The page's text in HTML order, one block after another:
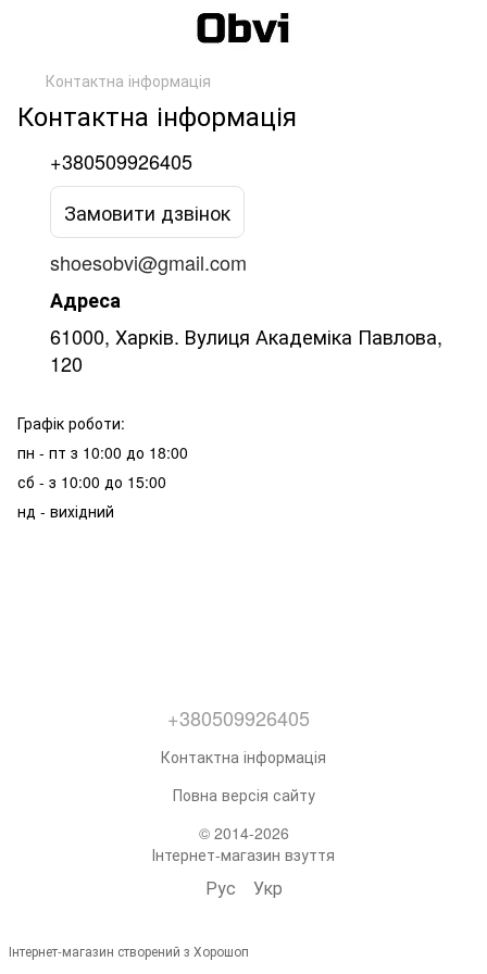
Контактна інформація
Контактна інформація
+380509926405
Замовити дзвінок
shoesobvi@gmail.com
Адреса
61000, Харків. Вулиця Академіка Павлова,
120
Графік роботи:
пн - пт з 10:00 до 18:00
сб - з 10:00 до 15:00
нд - вихідний
+380509926405
Контактна інформація
Повна версія сайту
© 2014-2026
Інтернет-магазин взуття
Рус Укр
Інтернет-магазин створений з Хорошоп